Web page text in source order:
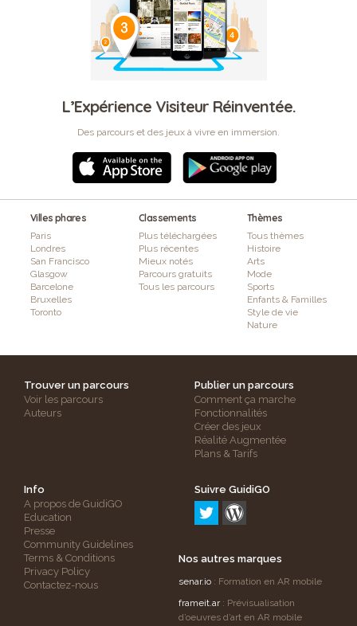
L’Expérience Visiteur Réinventée.
Des parcours et des jeux à vivre en immersion.
Villes phares
Paris
Londres
San Francisco
Glasgow
Barcelone
Bruxelles
Toronto
Classements
Plus téléchargées
Plus récentes
Mieux notés
Parcours gratuits
Tous les parcours
Thèmes
Tous thèmes
Histoire
Arts
Mode
Sports
Enfants & Familles
Style de vie
Nature
Trouver un parcours
Voir les parcours
Auteurs
Publier un parcours
Comment ça marche
Fonctionnalités
Créer des jeux
Réalité Augmentée
Plans & Tarifs
Info
A propos de GuidiGO
Education
Presse
Community Guidelines
Terms & Conditions
Privacy Policy
Contactez-nous
Suivre GuidiGO
Nos autres marques
senar.io : Formation en AR mobile
frameit.ar: Prévisualisation
d’oeuvres d’art en AR mobile